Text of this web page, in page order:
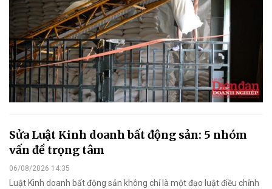
Sửa Luật Kinh doanh bất động sản: 5 nhóm
vấn đề trọng tâm
06/08/2026 14:35
Luật Kinh doanh bất động sản không chỉ là một đạo luật điều chỉnh